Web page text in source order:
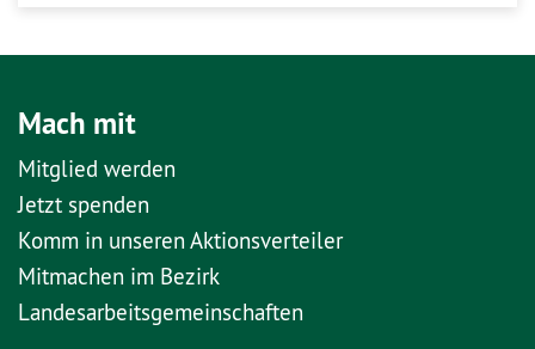
Mach mit
Mitglied werden
Jetzt spenden
Komm in unseren Aktionsverteiler
Mitmachen im Bezirk
Landesarbeitsgemeinschaften